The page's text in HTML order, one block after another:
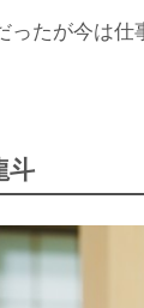
ったが今は仕
斗